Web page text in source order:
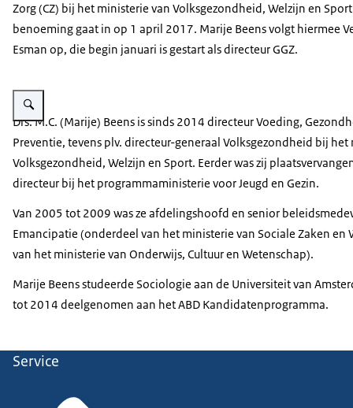
Zorg (CZ) bij het ministerie van Volksgezondheid, Welzijn en
benoeming gaat in op 1 april 2017. Marije Beens volgt hiermee
Esman op, die begin januari is gestart als directeur GGZ.
Vergroot afbeelding Marije Beens
Drs. M.C. (Marije) Beens is sinds 2014 directeur Voeding,
Preventie, tevens plv. directeur-generaal Volksgezondheid bij het
Volksgezondheid, Welzijn en Sport. Eerder was zij
directeur bij het programmaministerie voor Jeugd en Gezin.
Van 2005 tot 2009 was ze afdelingshoofd en senior
Emancipatie (onderdeel van het ministerie van Sociale Zaken en
van het ministerie van Onderwijs, Cultuur en Wetenschap).
Marije Beens studeerde Sociologie aan de Universiteit van
tot 2014 deelgenomen aan het ABD Kandidatenprogramma.
Service